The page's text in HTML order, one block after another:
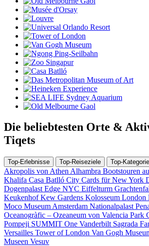
Die beliebtesten Orte &
Tiqets
Top-Erlebnisse Top-Reiseziele Top-
Akropolis von Athen Alhambra Bootstouren
Khalifa Casa Batlló City Cards für New York
Dogenpalast Edge NYC Eiffelturm
KeukenhofKew Gardens Kolosseum London
Moco Museum Amsterdam Nationalpalast
Oceanogràfic – Ozeaneum von Valencia Park
Pompeji SUMMIT One Vanderbilt Sagrada
Versailles Tower of London Van Gogh
Museen Vesuv